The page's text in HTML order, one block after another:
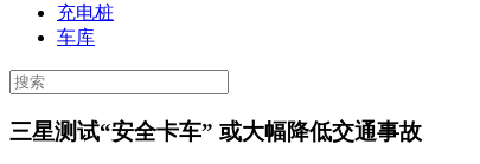
充电桩
车库
三星测试“安全卡车” 或大幅降低交通事故